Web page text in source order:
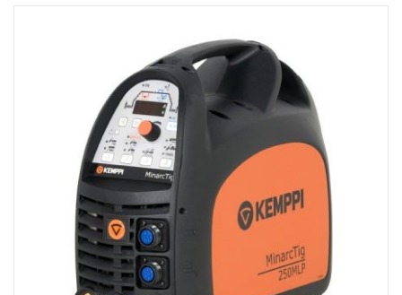
KEMPPI MINARCTIG 250 MLP +horák TX 225 G, 8m
4 690,00€ s DPH